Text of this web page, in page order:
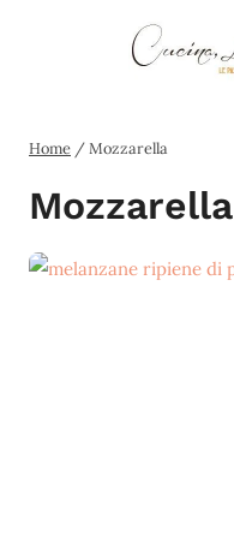
Home / Mozzarella
Mozzarella